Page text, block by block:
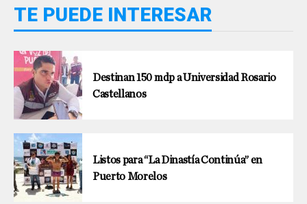
TE PUEDE INTERESAR
Destinan 150 mdp a Universidad Rosario
Castellanos
Listos para “La Dinastía Continúa” en
Puerto Morelos